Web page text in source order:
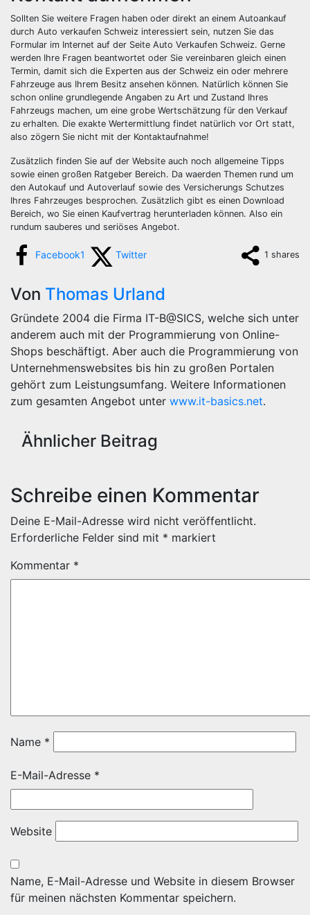
Sollten Sie weitere Fragen haben oder direkt an einem Autoankauf
durch Auto verkaufen Schweiz interessiert sein, nutzen Sie das
Formular im Internet auf der Seite Auto Verkaufen Schweiz. Gerne
werden Ihre Fragen beantwortet oder Sie vereinbaren gleich einen
Termin, damit sich die Experten aus der Schweiz ein oder mehrere
Fahrzeuge aus Ihrem Besitz ansehen können. Natürlich können Sie
schon online grundlegende Angaben zu Art und Zustand Ihres
Fahrzeugs machen, um eine grobe Wertschätzung für den Verkauf
zu erhalten. Die exakte Wertermittlung findet natürlich vor Ort statt,
also zögern Sie nicht mit der Kontaktaufnahme!
Zusätzlich finden Sie auf der Website auch noch allgemeine Tipps
sowie einen großen Ratgeber Bereich. Da waerden Themen rund um
den Autokauf und Autoverlauf sowie des Versicherungs Schutzes
Ihres Fahrzeuges besprochen. Zusätzlich gibt es einen Download
Bereich, wo Sie einen Kaufvertrag herunterladen können. Also ein
rundum sauberes und seriöses Angebot.
1 shares
Facebook1 Twitter
Von Thomas Urland
Gründete 2004 die Firma IT-B@SICS, welche sich unter
anderem auch mit der Programmierung von Online-
Shops beschäftigt. Aber auch die Programmierung von
Unternehmenswebsites bis hin zu großen Portalen
gehört zum Leistungsumfang. Weitere Informationen
zum gesamten Angebot unter www.it-basics.net.
Ähnlicher Beitrag
Schreibe einen Kommentar
Deine E-Mail-Adresse wird nicht veröffentlicht.
Erforderliche Felder sind mit * markiert
Kommentar *
Name *
E-Mail-Adresse *
Website
Name, E-Mail-Adresse und Website in diesem Browser
für meinen nächsten Kommentar speichern.